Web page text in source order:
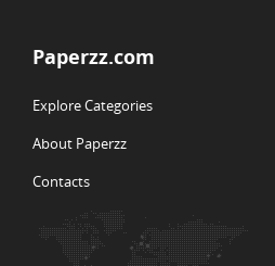
Paperzz.com
Explore Categories
About Paperzz
Contacts